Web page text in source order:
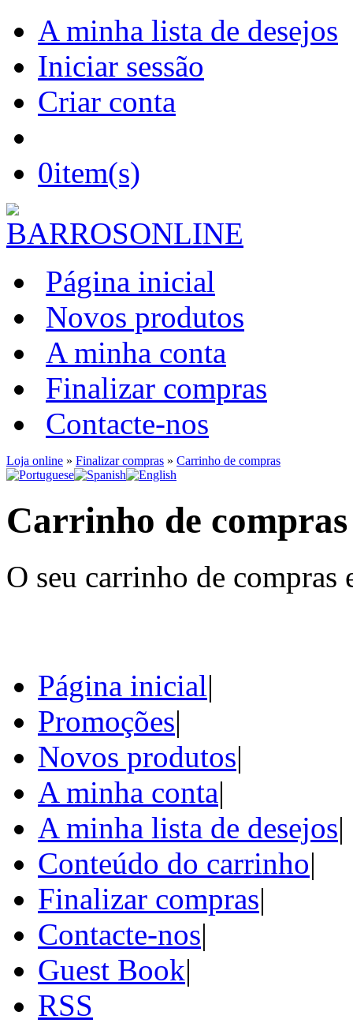
A minha lista de desejos
Iniciar sessão
Criar conta
0item(s)
Página inicial
Novos produtos
A minha conta
Finalizar compras
Contacte-nos
Loja online » Finalizar compras » Carrinho de compras
Carrinho de compras
O seu carrinho de compras
Página inicial|
Promoções|
Novos produtos|
A minha conta|
A minha lista de desejos|
Conteúdo do carrinho|
Finalizar compras|
Contacte-nos|
Guest Book|
RSS